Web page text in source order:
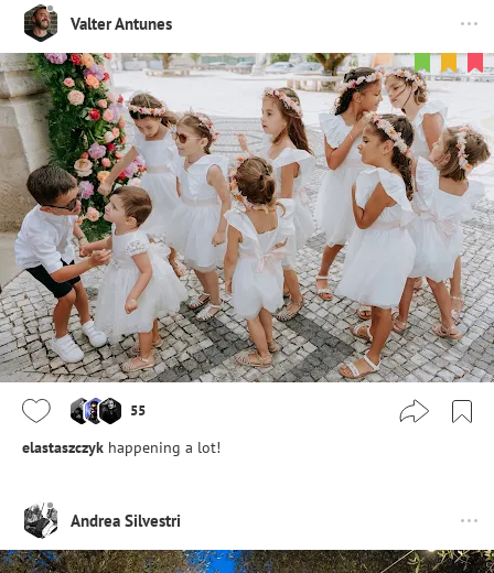
Valter Antunes
55
elastaszczyk happening a lot!
Andrea Silvestri